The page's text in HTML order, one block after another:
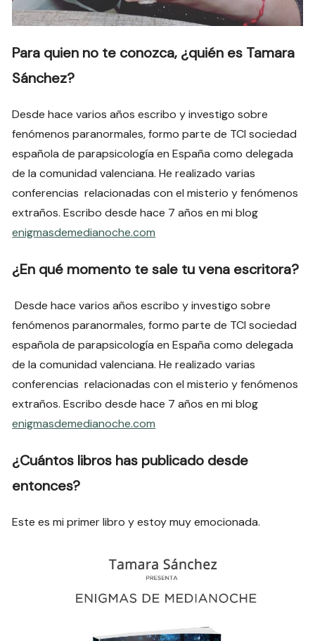
Para quien no te conozca, ¿quién es Tamara
Sánchez?
Desde hace varios años escribo y investigo sobre
fenómenos paranormales, formo parte de TCI sociedad
española de parapsicología en España como delegada
de la comunidad valenciana. He realizado varias
conferencias relacionadas con el misterio y fenómenos
extraños. Escribo desde hace 7 años en mi blog
enigmasdemedianoche.com
¿En qué momento te sale tu vena escritora?
Desde hace varios años escribo y investigo sobre
fenómenos paranormales, formo parte de TCI sociedad
española de parapsicología en España como delegada
de la comunidad valenciana. He realizado varias
conferencias relacionadas con el misterio y fenómenos
extraños. Escribo desde hace 7 años en mi blog
enigmasdemedianoche.com
¿Cuántos libros has publicado desde
entonces?
Este es mi primer libro y estoy muy emocionada.